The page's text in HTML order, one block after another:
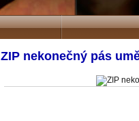
ZIP nekonečný pás